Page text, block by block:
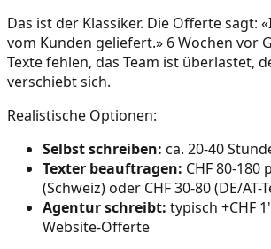
Das ist der Klassiker. Die Offerte sagt:
vom Kunden geliefert.» 6 Wochen vor
Texte fehlen, das Team ist überlastet,
verschiebt sich.
Realistische Optionen:
Selbst schreiben: ca. 20-40
Texter beauftragen: CHF 80-180
(Schweiz) oder CHF 30-80 (DE/AT-
Agentur schreibt: typisch +CHF
Website-Offerte